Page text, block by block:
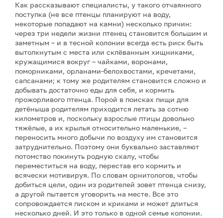
Как рассказывают специалисты, у такого отчаянного
поступка (не все птенцы планируют на воду,
некоторые попадают на камни) несколько причин:
через три недели жизни птенец становится большим и
заметным – и в тесной колонии всегда есть риск быть
вытолкнутым с места или склёванным хищниками,
кружащимися вокруг – чайками, воронами,
поморниками, орланами-белохвостами, кречетами,
сапсанами; к тому же родителям становится сложно и
добывать достаточно еды для себя, и кормить
прожорливого птенца. Порой в поисках пищи для
детёныша родителям приходится летать за сотню
километров и, поскольку взрослые птицы довольно
тяжёлые, а их крылья относительно маленькие, –
переносить много добычи по воздуху им становится
затруднительно. Поэтому они буквально заставляют
потомство покинуть родную скалу, чтобы
переместиться на воду, перестав его кормить и
всячески мотивируя. По словам орнитологов, чтобы
добиться цели, один из родителей зовет птенца снизу,
а другой пытается уговорить на месте. Все это
сопровождается писком и криками и может длиться
несколько дней. И это только в одной семье колонии.